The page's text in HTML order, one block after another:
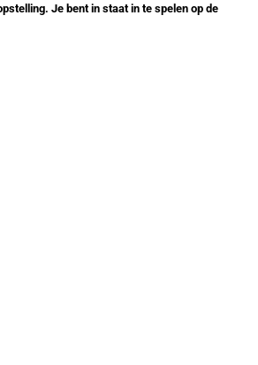
Je bent in staat in te spelen op de